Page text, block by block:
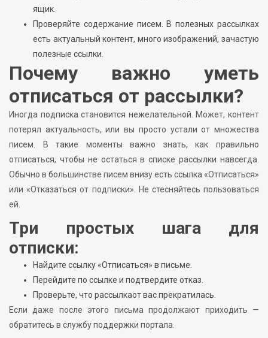
ящик.
Проверяйте содержание писем. В полезных рассылках
есть актуальный контент, много изображений, зачастую
полезные ссылки.
Почему важно уметь
отписаться от рассылки?
Иногда подписка становится нежелательной. Может, контент
потерял актуальность, или вы просто устали от множества
писем. В такие моменты важно знать, как правильно
отписаться, чтобы не остаться в списке рассылки навсегда.
Обычно в большинстве писем внизу есть ссылка «Отписаться»
или «Отказаться от подписки». Не стесняйтесь пользоваться
ей.
Три простых шага для
отписки:
Найдите ссылку «Отписаться» в письме.
Перейдите по ссылке и подтвердите отказ.
Проверьте, что рассылкаот вас прекратилась.
Если даже после этого письма продолжают приходить —
обратитесь в службу поддержки портала.